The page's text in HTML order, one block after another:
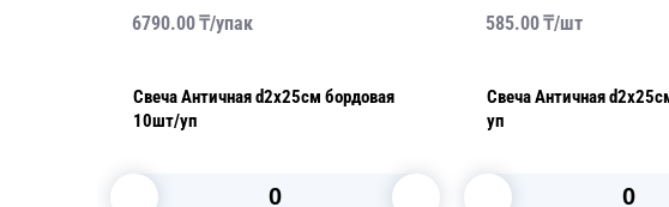
6790.00₸/упак
Свеча Античная d2х25см бордовая
10шт/уп
585.00₸/шт
Свеча Античная d2х25см серая 50шт/
уп